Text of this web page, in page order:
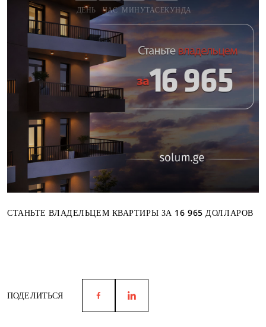
ДЕНЬ ЧАС МИНУТАСЕКУНДА
СТАНЬТЕ ВЛАДЕЛЬЦЕМ КВАРТИРЫ ЗА 16 965 ДОЛЛАРОВ
ПОДЕЛИТЬСЯ